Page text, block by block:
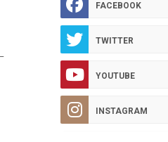
FACEBOOK
TWITTER
YOUTUBE
INSTAGRAM